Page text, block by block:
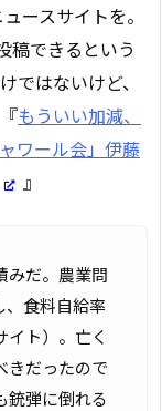
ースサイトを。
稿できるという
ではないけど、
もういい加減、
ワール会」伊藤
』
みだ。農業問
、食料自給率
イト）。亡く
きだったので
銃弾に倒れる